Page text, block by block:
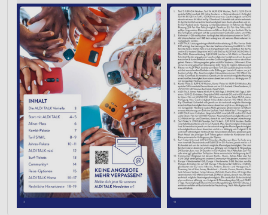
Werbung
Verwendung von Profilen zur Auswahl
personalisierter Werbung
Erstellung von Profilen zur Personalisierung
von Inhalten
Verwendung von Profilen zur Auswahl
personalisierter Inhalte
Messung der Werbeleistung
Messung der Performance von Inhalten
Analyse von Zielgruppen durch Statistiken oder
Kombinationen von Daten aus verschiedenen
Quellen